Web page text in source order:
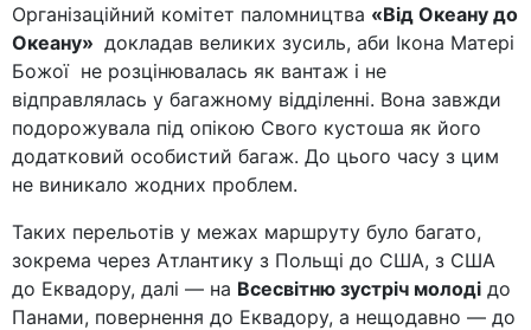
Організаційний комітет паломництва «Від Океану до
Океану» докладав великих зусиль, аби Ікона Матері
Божої не розцінювалась як вантаж і не
відправлялась у багажному відділенні. Вона завжди
подорожувала під опікою Свого кустоша як його
додатковий особистий багаж. До цього часу з цим
не виникало жодних проблем.
Таких перельотів у межах маршруту було багато,
зокрема через Атлантику з Польщі до США, з США
до Еквадору, далі — на Всесвітню зустріч молоді до
Панами, повернення до Еквадору, а нещодавно — до